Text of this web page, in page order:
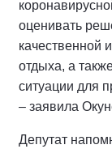
оценивать
качественной
отдыха, а
ситуации для
– заявила
Депутат